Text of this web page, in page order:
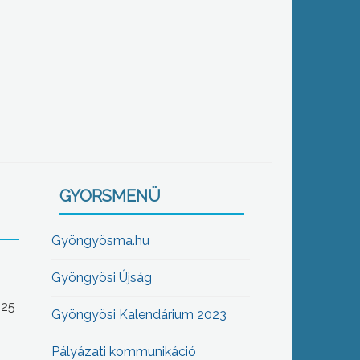
GYORSMENÜ
Gyöngyösma.hu
Gyöngyösi Újság
Gyöngyösi Kalendárium 2023
Pályázati kommunikáció